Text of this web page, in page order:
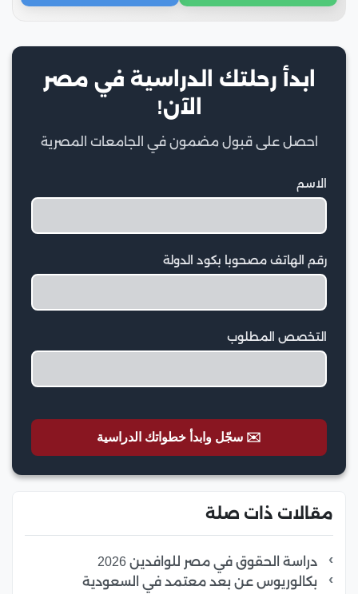
ابدأ رحلتك الدراسية في مصر
الآن!
احصل على قبول مضمون في الجامعات المصرية
الاسم
رقم الهاتف مصحوبا بكود الدولة
التخصص المطلوب
✉️ سجّل وابدأ خطواتك الدراسية
مقالات ذات صلة
دراسة الحقوق في مصر للوافدين 2026
بكالوريوس عن بعد معتمد في السعودية